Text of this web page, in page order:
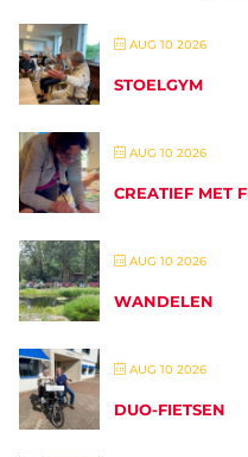
AUG 10 2026
STOELGYM
AUG 10 2026
CREATIEF MET
AUG 10 2026
WANDELEN
AUG 10 2026
DUO-FIETSEN